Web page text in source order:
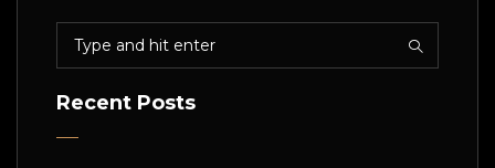
Recent Posts